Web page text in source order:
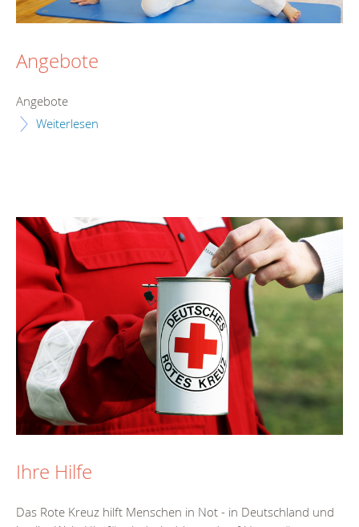
Angebote
Angebote
Weiterlesen
Ihre Hilfe
Das Rote Kreuz hilft Menschen in Not - in Deutschland und